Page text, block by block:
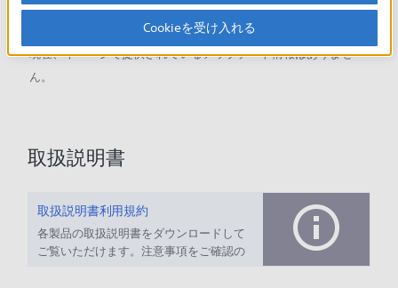
ダウンロード
現在、本ページで提供されているアップデート情報はありませ
ん。
取扱説明書
取扱説明書利用規約
各製品の取扱説明書をダウンロードして
ご覧いただけます。注意事項をご確認の
Cookieを受け入れる